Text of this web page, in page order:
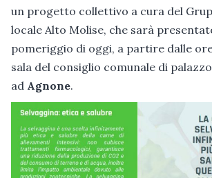
un progetto collettivo a cura del
locale Alto Molise, che sarà
pomeriggio di oggi, a partire dalle ore
sala del consiglio comunale di
ad Agnone.